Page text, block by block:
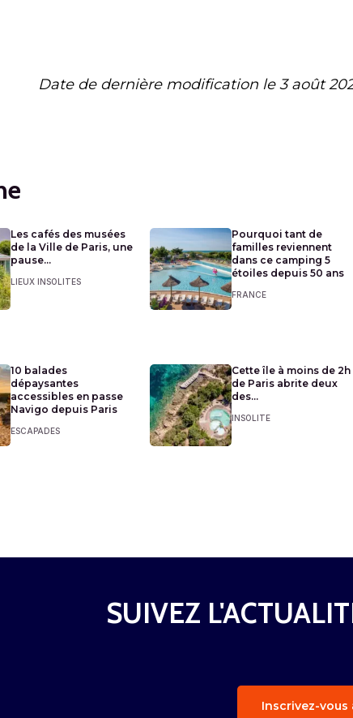
Date de dernière modification le3 août
Les cafés des musées
de la Ville de Paris, une
pause...
LIEUX INSOLITES
Pourquoi tant de
familles reviennent
dans ce camping 5
étoiles depuis 50 ans
FRANCE
10 balades
dépaysantes
accessibles en passe
Navigo depuis Paris
ESCAPADES
Cette île à moins de 2h
de Paris abrite deux
des...
INSOLITE
SUIVEZ
Inscrivez-